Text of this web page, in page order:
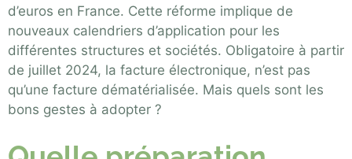
d’euros en France. Cette réforme implique de
nouveaux calendriers d’application pour les
différentes structures et sociétés. Obligatoire à partir
de juillet 2024, la facture électronique, n’est pas
qu’une facture dématérialisée. Mais quels sont les
bons gestes à adopter ?